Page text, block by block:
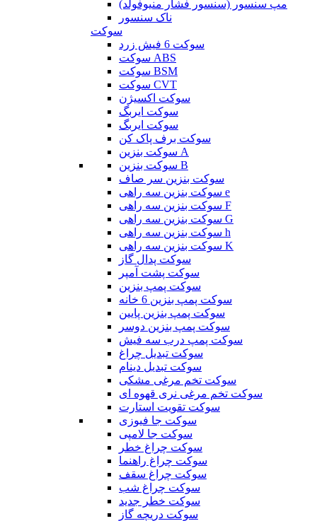
مپ سنسور (سنسور فشار منیوفولد)
ناک سنسور
سوکت
سوکت 6 فیش زرد
سوکت ABS
سوکت BSM
سوکت CVT
سوکت اکسیژن
سوکت ایربگ
سوکت ایربگ
سوکت برف پاک کن
سوکت بنزین A
سوکت بنزین B
سوکت بنزین سر صاف
سوکت بنزین سه راهی e
سوکت بنزین سه راهی F
سوکت بنزین سه راهی G
سوکت بنزین سه راهی h
سوکت بنزین سه راهی K
سوکت پدال گاز
سوکت پشت آمپر
سوکت پمپ بنزین
سوکت پمپ بنزین 6 خانه
سوکت پمپ بنزین پایین
سوکت پمپ بنزین دوسر
سوکت پمپ درب سه فیش
سوکت تبدیل چراغ
سوکت تبدیل دینام
سوکت تخم مرغی مشکی
سوکت تخم مرغی نری قهوه ای
سوکت تقویت استارت
سوکت جا فیوزی
سوکت جا لامپی
سوکت چراغ خطر
سوکت چراغ راهنما
سوکت چراغ سقف
سوکت چراغ شب
سوکت خطر جدید
سوکت دریچه گاز